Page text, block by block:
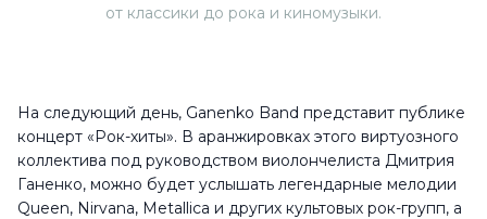
от классики до рока и киномузыки.
На следующий день, Ganenko Band представит публике
концерт «Рок-хиты». В аранжировках этого виртуозного
коллектива под руководством виолончелиста Дмитрия
Ганенко, можно будет услышать легендарные мелодии
Queen, Nirvana, Metallica и других культовых рок-групп, а